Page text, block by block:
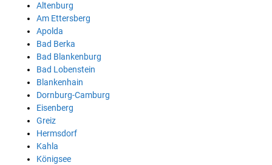
Altenburg
Am Ettersberg
Apolda
Bad Berka
Bad Blankenburg
Bad Lobenstein
Blankenhain
Dornburg-Camburg
Eisenberg
Greiz
Hermsdorf
Kahla
Königsee